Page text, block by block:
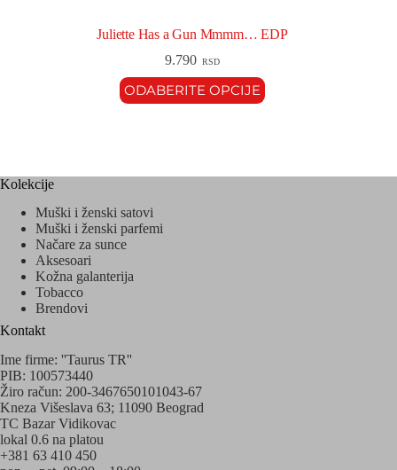
Juliette Has a Gun Mmmm… EDP
9.790 RSD
ODABERITE OPCIJE
Kolekcije
Muški i ženski satovi
Muški i ženski parfemi
Načare za sunce
Aksesoari
Kožna galanterija
Tobacco
Brendovi
Kontakt
Ime firme: ''Taurus TR''
PIB: 100573440
Žiro račun: 200-3467650101043-67
Kneza Višeslava 63; 11090 Beograd
TC Bazar Vidikovac
lokal 0.6 na platou
+381 63 410 450